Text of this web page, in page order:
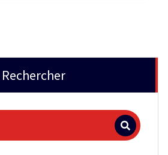
Rechercher